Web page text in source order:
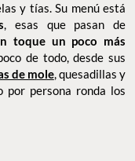
y tías. Su menú está
, esas que pasan de
toque un poco más
de todo, desde sus
de mole, quesadillas y
por persona ronda los